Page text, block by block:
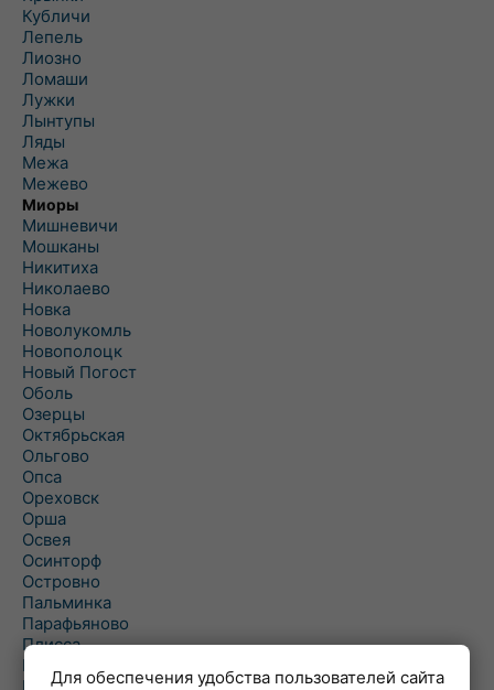
Кубличи
Лепель
Лиозно
Ломаши
Лужки
Лынтупы
Ляды
Межа
Межево
Миоры
Мишневичи
Мошканы
Никитиха
Николаево
Новка
Новолукомль
Новополоцк
Новый Погост
Оболь
Озерцы
Октябрьская
Ольгово
Опса
Ореховск
Орша
Освея
Осинторф
Островно
Пальминка
Парафьяново
Плисса
Повятье
Для обеспечения удобства пользователей сайта